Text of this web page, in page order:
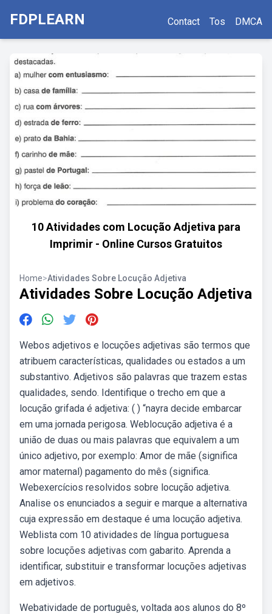
FDPLEARN Contact Tos DMCA
10 Atividades com Locução Adjetiva para
Imprimir - Online Cursos Gratuitos
Home>Atividades Sobre Locução Adjetiva
Atividades Sobre Locução Adjetiva
Webos adjetivos e locuções adjetivas são termos que
atribuem características, qualidades ou estados a um
substantivo. Adjetivos são palavras que trazem estas
qualidades, sendo. Identifique o trecho em que a
locução grifada é adjetiva: ( ) “nayra decide embarcar
em uma jornada perigosa. Weblocução adjetiva é a
união de duas ou mais palavras que equivalem a um
único adjetivo, por exemplo: Amor de mãe (significa
amor maternal) pagamento do mês (significa.
Webexercícios resolvidos sobre locução adjetiva.
Analise os enunciados a seguir e marque a alternativa
cuja expressão em destaque é uma locução adjetiva.
Weblista com 10 atividades de língua portuguesa
sobre locuções adjetivas com gabarito. Aprenda a
identificar, substituir e transformar locuções adjetivas
em adjetivos.
Webatividade de português, voltada aos alunos do 8º